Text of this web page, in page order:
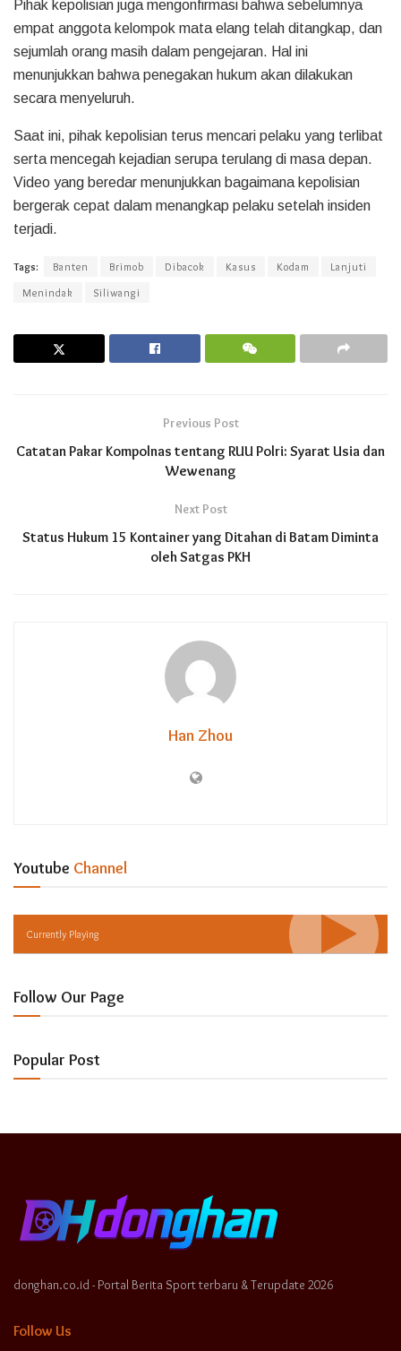
Pihak kepolisian juga mengonfirmasi bahwa sebelumnya
empat anggota kelompok mata elang telah ditangkap, dan
sejumlah orang masih dalam pengejaran. Hal ini
menunjukkan bahwa penegakan hukum akan dilakukan
secara menyeluruh.
Saat ini, pihak kepolisian terus mencari pelaku yang terlibat
serta mencegah kejadian serupa terulang di masa depan.
Video yang beredar menunjukkan bagaimana kepolisian
bergerak cepat dalam menangkap pelaku setelah insiden
terjadi.
Tags: Banten Brimob Dibacok Kasus Kodam
Lanjuti
Menindak
Siliwangi
Previous Post
Catatan Pakar Kompolnas tentang RUU Polri: Syarat Usia dan
Wewenang
Next Post
Status Hukum 15 Kontainer yang Ditahan di Batam Diminta
oleh Satgas PKH
Han Zhou
Youtube Channel
Currently Playing
Follow Our Page
Popular Post
donghan.co.id - Portal Berita Sport terbaru & Terupdate 2026
Follow Us